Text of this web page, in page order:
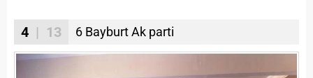
4 | 13 6 Bayburt Ak parti